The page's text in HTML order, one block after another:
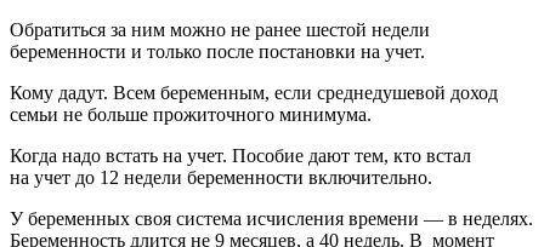
Обратиться за ним можно не ранее шестой недели
беременности и только после постановки на учет.
Кому дадут. Всем беременным, если среднедушевой доход
семьи не больше прожиточного минимума.
Когда надо встать на учет. Пособие дают тем, кто встал
на учет до 12 недели беременности включительно.
У беременных своя система исчисления времени — в неделях.
Беременность длится не 9 месяцев, а 40 недель. В момент